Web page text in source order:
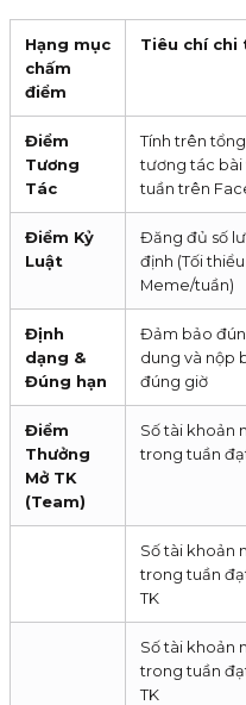
Hạng mục
chấm
điểm
Tiêu chí chi
Điểm
Tương
Tác
Tính trên
tương tác bài
tuần trên
Điểm Kỷ
Luật
Đăng đủ số
định (Tối thiểu
Meme/tuần)
Định
dạng &
Đúng hạn
Đảm bảo
dung và nộp
đúng giờ
Điểm
Thưởng
Mở TK
(Team)
Số tài khoản
trong tuần đạt
Số tài khoản
trong tuần
TK
Số tài khoản
trong tuần
TK